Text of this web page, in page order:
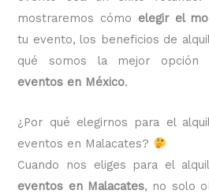
mostraremos cómo elegir el
tu evento, los beneficios de
qué somos la mejor opción
eventos en México.
¿Por qué elegirnos para el
eventos en Malacates?
Cuando nos eliges para el
eventos en Malacates, no solo